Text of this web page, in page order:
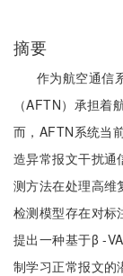
摘要
作为航空通信
（AFTN）承担着
而，AFTN系统当
造异常报文干扰通
测方法在处理高维
检测模型存在对标
提出一种基于β -
制学习正常报文的